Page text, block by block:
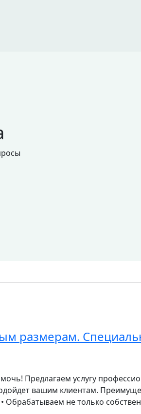
размерам.
Предлагаем услугу
вашим клиентам.
не только